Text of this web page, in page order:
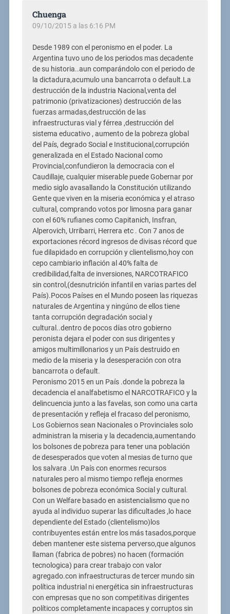
Chuenga
09/10/2015 a las 6:16 PM
Desde 1989 con el peronismo en el poder. La
Argentina tuvo uno de los periodos mas decadente
de su historia..aun comparándolo con el periodo de
la dictadura,acumulo una bancarrota o default.La
destrucción de la industria Nacional,venta del
patrimonio (privatizaciones) destrucción de las
fuerzas armadas,destrucción de las
infraestructuras vial y férrea ,destrucción del
sistema educativo , aumento de la pobreza global
del País, degrado Social e Institucional,corrupción
generalizada en el Estado Nacional como
Provincial,confundieron la democracia con el
Caudillaje, cualquier miserable puede Gobernar por
medio siglo avasallando la Constitución utilizando
Gente que viven en la miseria económica y el atraso
cultural, comprando votos por limosna para ganar
con el 60% rufianes como Capitanich, Insfran,
Alperovich, Urribarri, Herrera etc . Con 7 anos de
exportaciones récord ingresos de divisas récord que
fue dilapidado en corrupción y clientelismo,hoy con
cepo cambiario inflación al 40% falta de
credibilidad,falta de inversiones, NARCOTRAFICO
sin control,(desnutrición infantil en varias partes del
País).Pocos Países en el Mundo poseen las riquezas
naturales de Argentina y ningúno de ellos tiene
tanta corrupción degradación social y
cultural..dentro de pocos días otro gobierno
peronista dejara el poder con sus dirigentes y
amigos multimillonarios y un País destruido en
medio de la miseria y la desesperación con otra
bancarrota o default.
Peronismo 2015 en un País .donde la pobreza la
decadencia el analfabetismo el NARCOTRAFICO y la
delincuencia junto a las favelas, son como una carta
de presentación y refleja el fracaso del peronismo,
Los Gobiernos sean Nacionales o Provinciales solo
administran la miseria y la decadencia,aumentando
los bolsones de pobreza para tener una población
de desesperados que voten al mesias de turno que
los salvara .Un País con enormes recursos
naturales pero al mismo tiempo refleja enormes
bolsones de pobreza económica Social y cultural.
Con un Welfare basado en asistencialismo que no
ayuda al individuo superar las dificultades ,lo hace
dependiente del Estado (clientelismo)los
contribuyentes están entre los más tasados,porque
deben mantener este sistema perverso,que algunos
llaman (fabrica de pobres) no hacen (formación
tecnologica) para crear trabajo con valor
agregado.con infraestructuras de tercer mundo sin
política industrial ni energética sin infraestructuras
con empresas que no son competitivas dirigentes
políticos completamente incapaces y corruptos sin